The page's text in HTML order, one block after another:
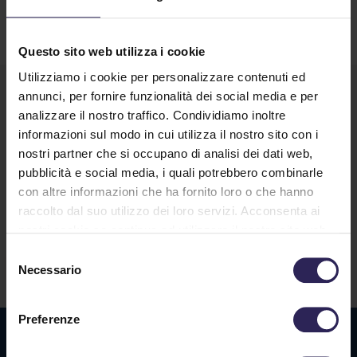
Questo sito web utilizza i cookie
Utilizziamo i cookie per personalizzare contenuti ed
annunci, per fornire funzionalità dei social media e per
analizzare il nostro traffico. Condividiamo inoltre
informazioni sul modo in cui utilizza il nostro sito con i
nostri partner che si occupano di analisi dei dati web,
pubblicità e social media, i quali potrebbero combinarle
con altre informazioni che ha fornito loro o che hanno
raccolto dal suo utilizzo dei loro servizi. Acconsenta ai
delNecessario
Preferenze
Lavora con noi
Contatti